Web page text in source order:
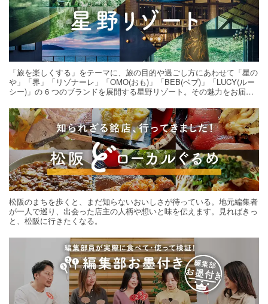
「旅を楽しくする」をテーマに、旅の目的や過ごし方にあわせて「星の
や」「界」「リゾナーレ」「OMO(おも)」「BEB(ベブ)」「LUCY(ルー
シー)」の 6 つのブランドを展開する星野リゾート。その魅力をお届け
松阪のまちを歩くと、まだ知らないおいしさが待っている。地元編集者
が一人で巡り、出会った店主の人柄や想いと味を伝えます。見ればきっ
と、松阪に行きたくなる。